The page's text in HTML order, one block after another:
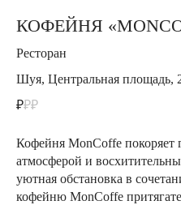
КОФЕЙНЯ
Ресторан
Шуя, Центральная площадь,
₽₽₽
Кофейня MonCoffe покоряет
атмосферой и
уютная обстановка в
кофейню MonCoffe